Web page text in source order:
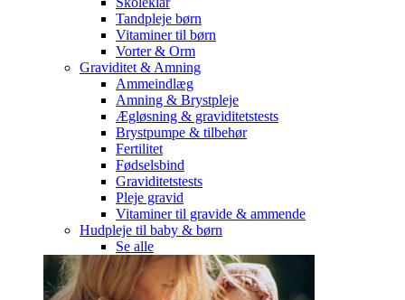
Tandpleje børn
Vitaminer til børn
Vorter & Orm
Graviditet & Amning
Ammeindlæg
Amning & Brystpleje
Ægløsning & graviditetstests
Brystpumpe & tilbehør
Fertilitet
Fødselsbind
Graviditetstests
Pleje gravid
Vitaminer til gravide & ammende
Hudpleje til baby & børn
Se alle